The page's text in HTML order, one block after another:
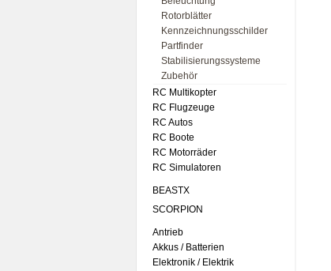
Rotorblätter
Kennzeichnungsschilder
Partfinder
Stabilisierungssysteme
Zubehör
RC Multikopter
RC Flugzeuge
RC Autos
RC Boote
RC Motorräder
RC Simulatoren
BEASTX
SCORPION
Antrieb
Akkus / Batterien
Elektronik / Elektrik